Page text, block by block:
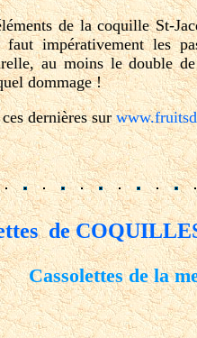
de la coquille St-
impérativement les
au moins le double
dommage !
dernières sur
de
Cassolettes de la